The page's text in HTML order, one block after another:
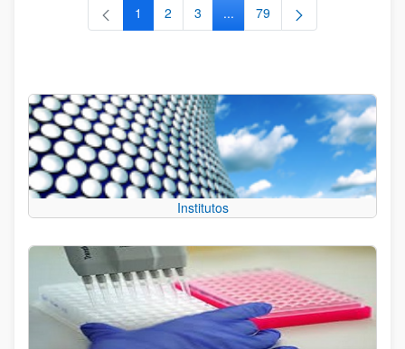
Página
1 Página
2 Página
3 ...Páginas intermedias Use TAB
Página
79
Institutos